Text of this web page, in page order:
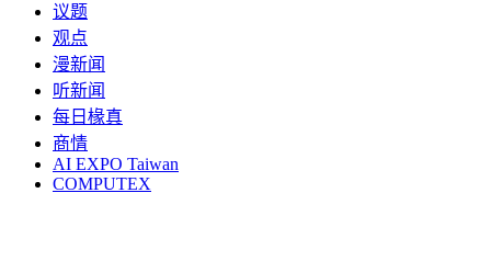
议题
观点
漫新闻
听新闻
每日椽真
商情
AI EXPO Taiwan
COMPUTEX